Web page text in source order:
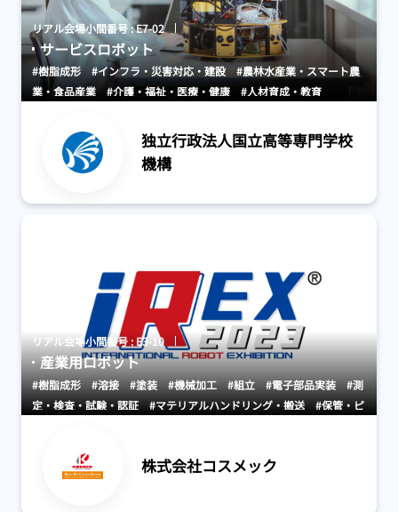
リアル会場小間番号 : E7-02
サービスロボット
#樹脂成形 #インフラ・災害対応・建設
#農林水産業・スマート農
業・食品産業
#介護・福祉・医療・健康 #人材育成・教育
独立行政法人国立高等専門学校
機構
リアル会場小間番号 : E3-10
産業用ロボット
#樹脂成形 #溶接 #塗装 #機械加工 #組立 #電子部品実装
#測
定・検査・試験・認証
#マテリアルハンドリング・搬送
#保管・ピ
株式会社コスメック